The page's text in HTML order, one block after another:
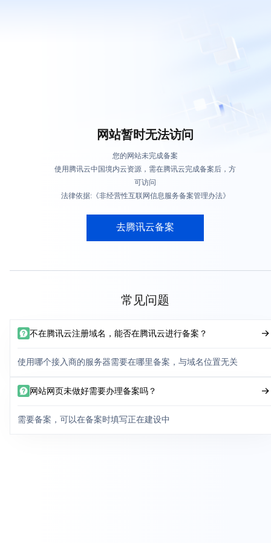
网站暂时无法访问
您的网站未完成备案
使用腾讯云中国境内云资源，需在腾讯云完成备案后，方
可访问
法律依据:《非经营性互联网信息服务备案管理办法》
去腾讯云备案
常见问题
不在腾讯云注册域名，能否在腾讯云进行备案？
使用哪个接入商的服务器需要在哪里备案，与域名位置无关
网站网页未做好需要办理备案吗？
需要备案，可以在备案时填写正在建设中